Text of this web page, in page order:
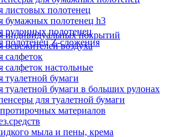
листовых полотенец
бумажных полотенец h3
рулонных полотенец
полотенец Z-сложения
индивидуальных покрытий
освежителей воздуха
салфеток
салфеток настольные
туалетной бумаги
туалетной бумаги в больших рулонах
для туалетной бумаги
материалов
мыла и пены, крема